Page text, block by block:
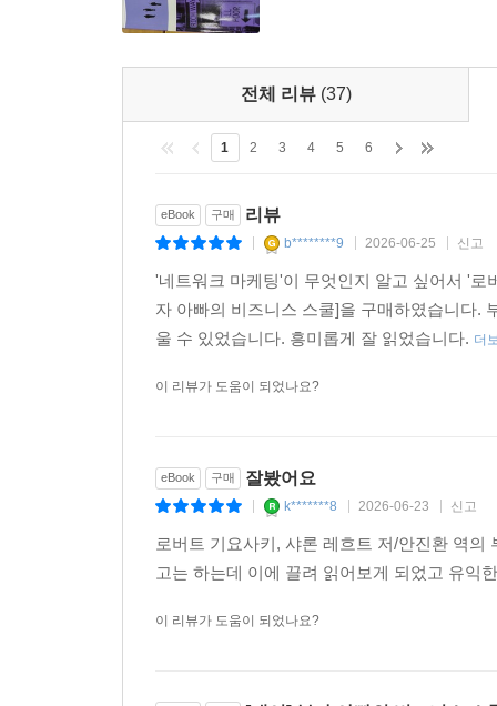
전체 리뷰 (37)
1 2 3 4 5 6
eBook 구매 리뷰
b********9 2026-06-25 신고
'네트워크 마케팅'이 무엇인지 알고 싶어서 '로
자 아빠의 비즈니스 스쿨]을 구매하였습니다.
울 수 있었습니다. 흥미롭게 잘 읽었습니다. 더
이 리뷰가 도움이 되었나요?
eBook 구매 잘봤어요
k*******8 2026-06-23 신고
로버트 기요사키, 샤론 레흐트 저/안진환 역
고는 하는데 이에 끌려 읽어보게 되었고 유익
이 리뷰가 도움이 되었나요?